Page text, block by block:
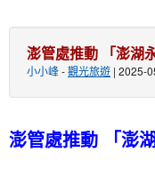
澎管處推動 「澎湖
小小峰-觀光旅遊 | 2025-
澎管處推動 「澎